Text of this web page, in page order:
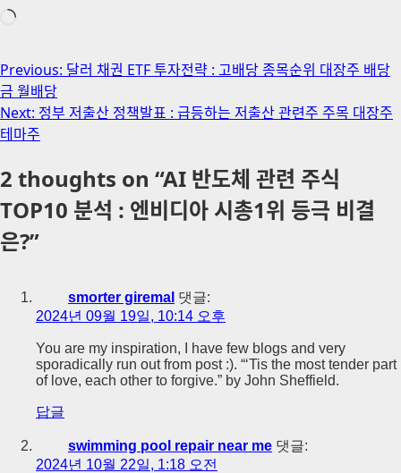
로
Post
navigation
Previous: 달러 채권 ETF 투자전략 : 고배당 종목순위 대장주 배당
금 월배당
Next: 정부 저출산 정책발표 : 급등하는 저출산 관련주 주목 대장주
테마주
2 thoughts on “AI 반도체 관련 주식
TOP10 분석 : 엔비디아 시총1위 등극 비결
은?”
smorter giremal 댓글:
2024년 09월 19일, 10:14 오후
You are my inspiration, I have few blogs and very
sporadically run out from post :). “‘Tis the most tender part
of love, each other to forgive.” by John Sheffield.
답글
swimming pool repair near me 댓글:
2024년 10월 22일, 1:18 오전